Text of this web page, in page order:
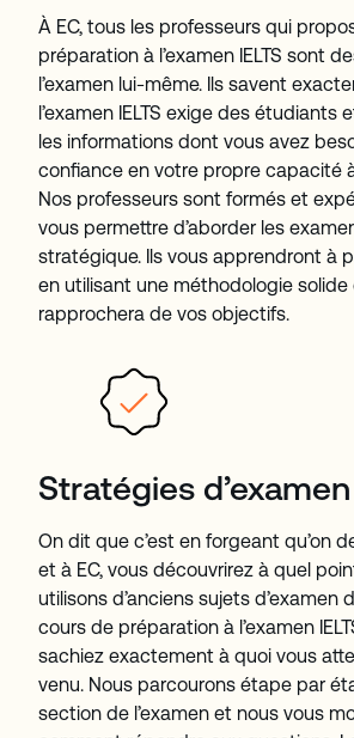
À EC, tous les professeurs qui
préparation à l’examen IELTS sont
l’examen lui-même. Ils savent
l’examen IELTS exige des étudiants
les informations dont vous avez
confiance en votre propre capacité à
Nos professeurs sont formés et
vous permettre d’aborder les
stratégique. Ils vous apprendront à
en utilisant une méthodologie solide
rapprochera de vos objectifs.
Stratégies d’examen
On dit que c’est en forgeant qu’on
et à EC, vous découvrirez à quel
utilisons d’anciens sujets d’examen
cours de préparation à l’examen
sachiez exactement à quoi vous
venu. Nous parcourons étape par
section de l’examen et nous vous